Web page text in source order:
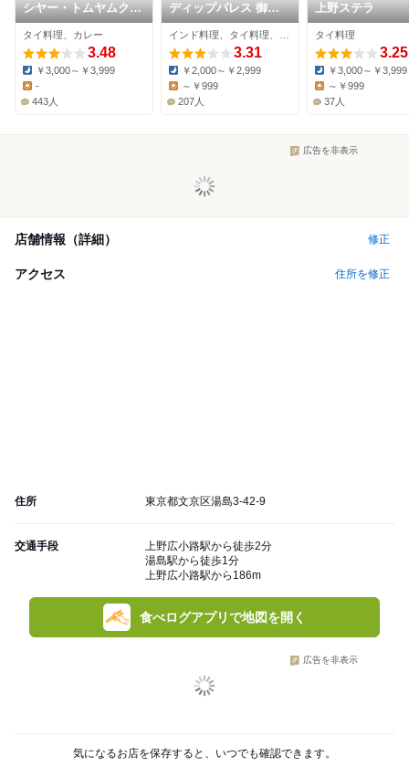
シヤー・トムヤムク
ン・ポーチャナー
タイ料理、カレー
3.48
Dinner:
￥3,000～￥3,999
-
443人
ディップパレス 御徒
町店
3.31
Dinner:
￥2,000～￥2,999
～￥999
207人
上野ステラ
タイ料理
3.25
Dinner:
￥3,000～￥3,999
Lunch:
～￥999
37人
広告を非表示
店舗情報（詳細） 修正
アクセス 住所を修正
住所 東京都文京区湯島3-42-9
交通手段
上野広小路駅から徒歩2分
湯島駅から徒歩1分
上野広小路駅から186m
食べログアプリで地図を開く
広告を非表示
気になるお店を保存すると、いつでも確認できます。